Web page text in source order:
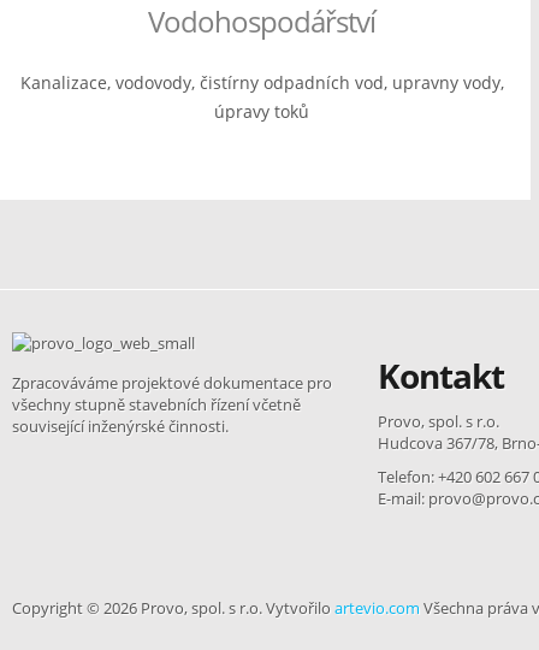
Vodohospodářství
Kanalizace, vodovody, čistírny odpadních vod, upravny vody,
úpravy toků
Zpracováváme projektové dokumentace pro
všechny stupně stavebních řízení včetně
související inženýrské činnosti.
Kontakt
Provo, spol. s r.o.
Hudcova 367/78,
Telefon: +420 602 667
E-mail:
Copyright © 2026 Provo, spol. s r.o. Vytvořilo artevio.com Všechna práva